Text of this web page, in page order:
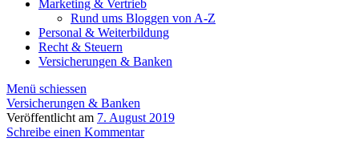
Marketing & Vertrieb
Rund ums Bloggen von A-Z
Personal & Weiterbildung
Recht & Steuern
Versicherungen & Banken
Menü schiessen
Versicherungen & Banken
Veröffentlicht am 7. August 2019
Schreibe einen Kommentar